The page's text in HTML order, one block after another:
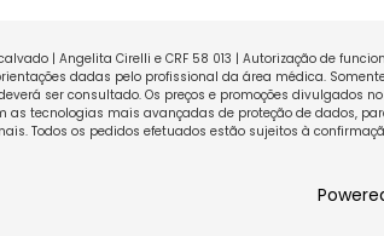
| Angelita Cirelli e CRF 58 013 | Autorização de
dadas pelo profissional da área médica.
ser consultado. Os preços e promoções divulgados
as tecnologias mais avançadas de proteção de dados,
Todos os pedidos efetuados estão sujeitos à